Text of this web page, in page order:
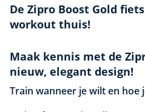
De Zipro Boost Gold
workout thuis!
Maak kennis met de
nieuw, elegant design!
Train wanneer je wilt en hoe